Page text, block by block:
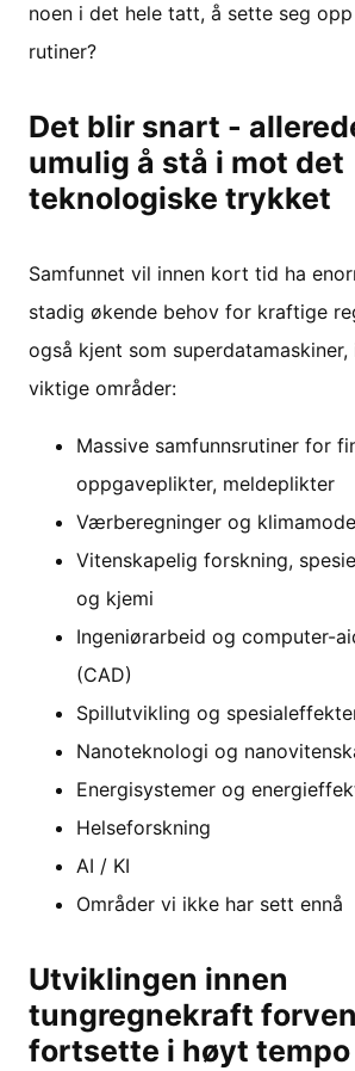
noen i det hele tatt, å sette seg
rutiner?
Det blir snart -
umulig å stå i mot det
teknologiske trykket
Samfunnet vil innen kort tid ha
stadig økende behov for kraftige
også kjent som superdatamaskiner,
viktige områder:
Massive samfunnsrutiner for
oppgaveplikter, meldeplikter
Værberegninger og
Vitenskapelig forskning,
og kjemi
Ingeniørarbeid og computer-
(CAD)
Spillutvikling og
Nanoteknologi og
Energisystemer og
Helseforskning
AI / KI
Områder vi ikke har sett ennå
Utviklingen innen
tungregnekraft
fortsette i høyt tempo